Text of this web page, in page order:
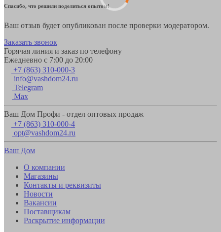
Спасибо, что решили поделиться опытом!
Ваш отзыв будет опубликован после проверки модератором.
Заказать звонок
Горячая линия и заказ по телефону
Ежедневно с 7:00 до 20:00
+7 (863) 310-000-3
info@vashdom24.ru
Telegram
Max
Ваш Дом Профи - отдел оптовых продаж
+7 (863) 310-000-4
opt@vashdom24.ru
Ваш Дом
О компании
Магазины
Контакты и реквизиты
Новости
Вакансии
Поставщикам
Раскрытие информации